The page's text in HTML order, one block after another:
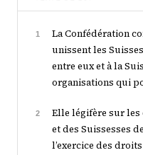
1
La Confédération
unissent les
entre eux et à la
organisations qui
2
Elle légifère sur les
et des Suissesses
l’exercice des